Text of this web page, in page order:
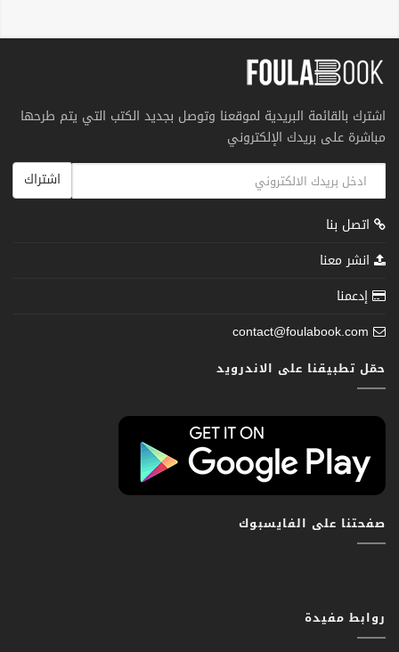
اشترك بالقائمة البريدية لموقعنا وتوصل بجديد الكتب التي يتم طرحها
مباشرة على بريدك الإلكتروني
اشتراك
اتصل بنا
انشر معنا
إدعمنا
contact@foulabook.com
حمّل تطبيقنا على الاندرويد
صفحتنا على الفايسبوك
روابط مفيدة